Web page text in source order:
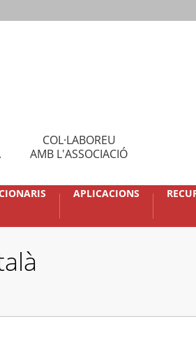
COL·LABOREU
AMB L'ASSOCIACIÓ
APLICACIONS